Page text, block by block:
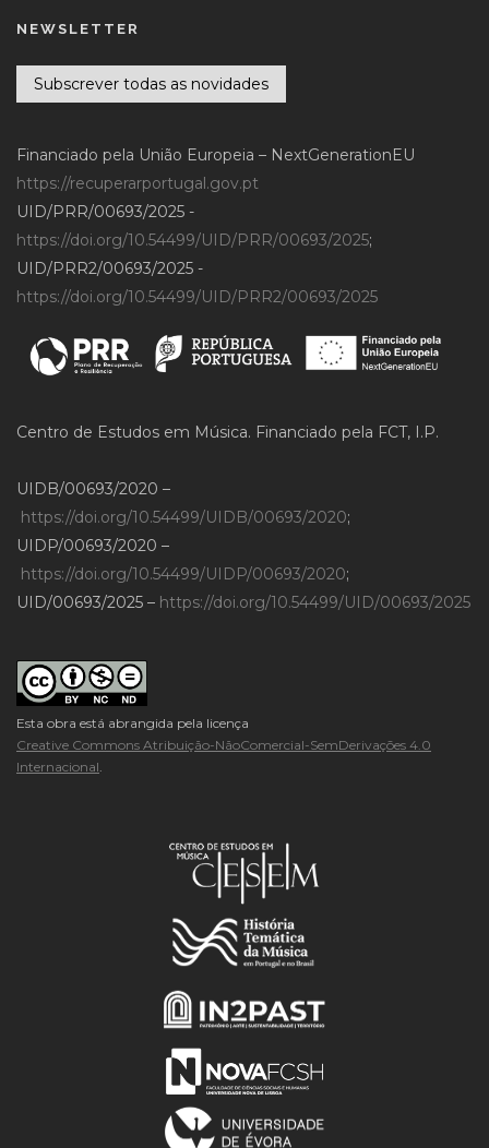
NEWSLETTER
Subscrever todas as novidades
Financiado pela União Europeia – NextGenerationEU
https://recuperarportugal.gov.pt
UID/PRR/00693/2025 -
https://doi.org/10.54499/UID/PRR/00693/2025;
UID/PRR2/00693/2025 -
https://doi.org/10.54499/UID/PRR2/00693/2025
Centro de Estudos em Música. Financiado pela FCT, I.P.
UIDB/00693/2020 –
https://doi.org/10.54499/UIDB/00693/2020;
UIDP/00693/2020 –
https://doi.org/10.54499/UIDP/00693/2020;
UID/00693/2025 – https://doi.org/10.54499/UID/00693/2025
Esta obra está abrangida pela licença
Creative Commons Atribuição-NãoComercial-SemDerivações 4.0
Internacional